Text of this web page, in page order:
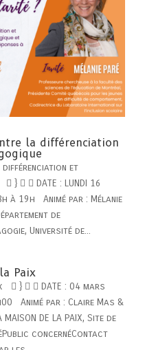
la différenciation
différenciation et
}   DATE : LUNDI 16
à 19h Animé par : Mélanie
de
Université de...
Paix
 }   DATE : 04 mars
Animé par : Claire Mas &
DE LA PAIX, Site de
concernéContact